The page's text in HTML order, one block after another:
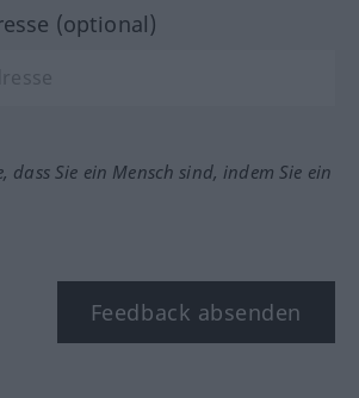
(optional)
dass Sie ein Mensch sind, indem Sie ein
Feedback absenden